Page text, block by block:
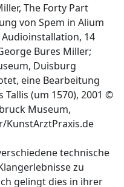
The Forty Part
von Spem in Alium
Audioinstallation, 14
Bures Miller;
Duisburg
eine Bearbeitung
Tallis (um 1570), 2001 ©
Museum,
KunstArztPraxis.de
technische
zu
gelingt dies in ihrer